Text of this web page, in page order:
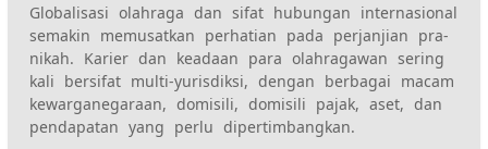
Globalisasi olahraga dan sifat hubungan internasional
semakin memusatkan perhatian pada perjanjian pra-
nikah. Karier dan keadaan para olahragawan sering
kali bersifat multi-yurisdiksi, dengan berbagai macam
kewarganegaraan, domisili, domisili pajak, aset, dan
pendapatan yang perlu dipertimbangkan.